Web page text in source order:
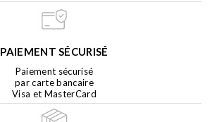
PAIEMENT SÉCURISÉ
Paiement sécurisé
par carte bancaire
Visa et MasterCard